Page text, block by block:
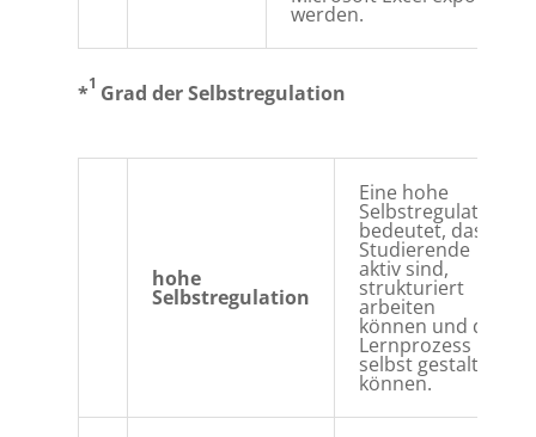
werden.
*1 Grad der Selbstregulation
hohe
Selbstregulation
Eine hohe
Selbstregulation
bedeutet, dass
Studierende
aktiv sind,
strukturiert
arbeiten
können und den
Lernprozess
selbst gestalten
können.